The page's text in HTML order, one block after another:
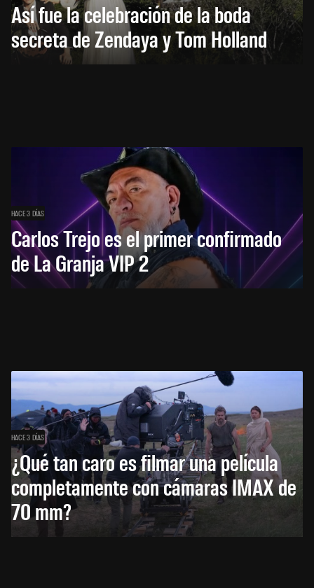
Así fue la celebración de la boda
secreta de Zendaya y Tom Holland
HACE 3 DÍAS
Carlos Trejo es el primer confirmado
de La Granja VIP 2
HACE 3 DÍAS
¿Qué tan caro es filmar una película
completamente con cámaras IMAX de
70 mm?